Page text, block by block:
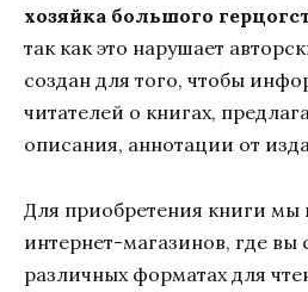
хозяйка большого
так как это нарушает
создан для того, чтобы
читателей о книгах,
описания, аннотации от
Для приобретения книги мы
интернет-магазинов, где вы
различных форматах для